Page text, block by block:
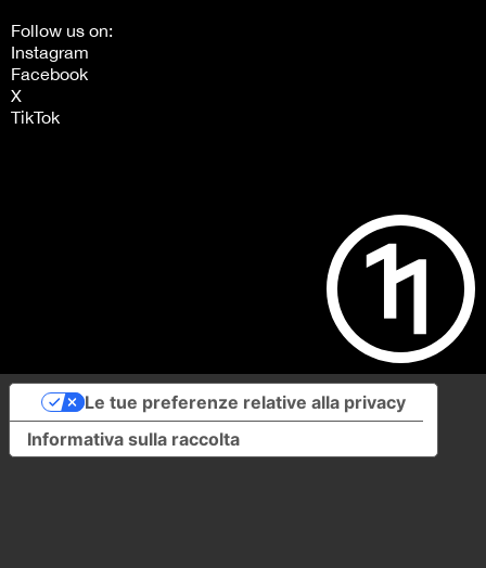
Follow us on:
Instagram
Facebook
X
TikTok
Informativa sulla raccolta
Le tue preferenze relative alla privacy